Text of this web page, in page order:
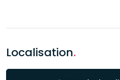
Localisation.